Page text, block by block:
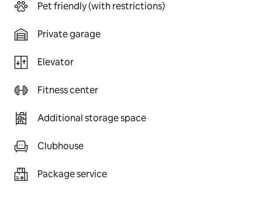
Pet friendly (with restrictions)
Private garage
Elevator
Fitness center
Additional storage space
Clubhouse
Package service